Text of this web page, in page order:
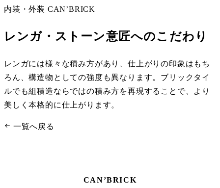
内装・外装 CAN’BRICK
レンガ・ストーン意匠へのこだわり
レンガには様々な積み方があり、仕上がりの印象はもち
ろん、構造物としての強度も異なります。ブリックタイ
ルでも組積造ならではの積み方を再現することで、より
美しく本格的に仕上がります。
一覧へ戻る
CAN’BRICK